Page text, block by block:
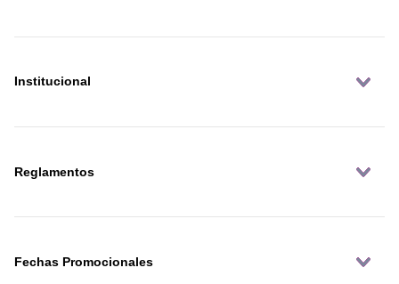
Institucional
Reglamentos
Fechas Promocionales